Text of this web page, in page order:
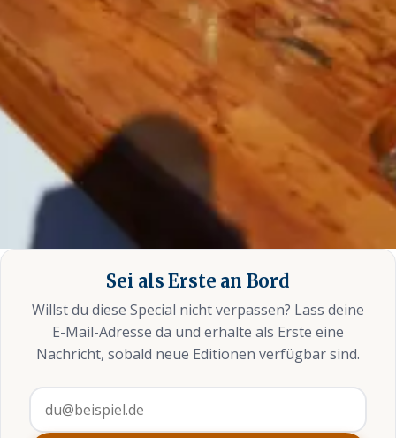
Sei als Erste an Bord
Willst du diese Special nicht verpassen? Lass deine
E-Mail-Adresse da und erhalte als Erste eine
Nachricht, sobald neue Editionen verfügbar sind.
E-Mail-Adresse